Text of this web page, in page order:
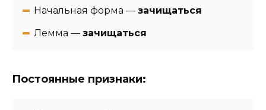
Начальная форма — зачищаться
Лемма — зачищаться
Постоянные признаки: